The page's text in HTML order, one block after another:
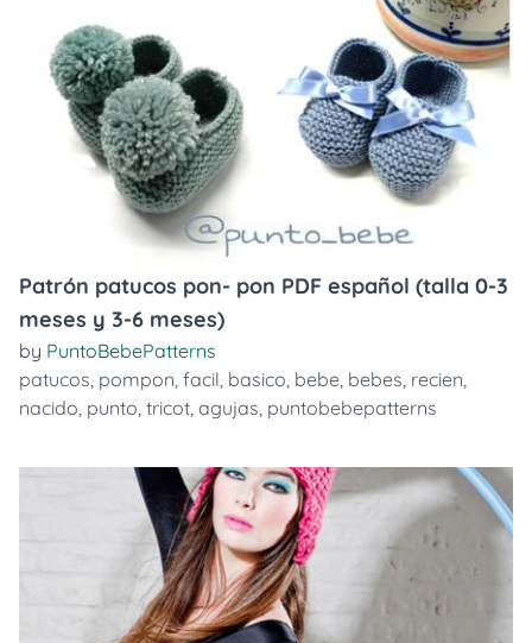
Patrón patucos pon- pon PDF español (talla 0-3
meses y 3-6 meses)
by PuntoBebePatterns
patucos, pompon, facil, basico, bebe, bebes, recien,
nacido, punto, tricot, agujas, puntobebepatterns